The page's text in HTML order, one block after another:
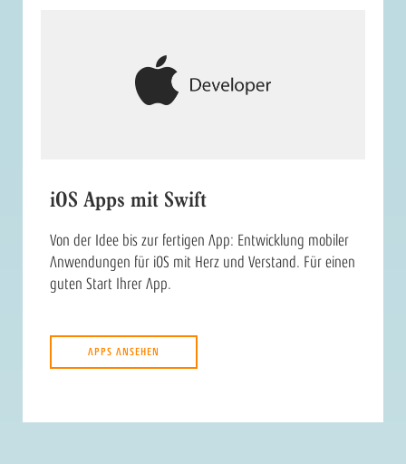
iOS Apps mit Swift
Von der Idee bis zur fertigen App: Entwicklung mobiler
Anwendungen für iOS mit Herz und Verstand. Für einen
guten Start Ihrer App.
APPS ANSEHEN